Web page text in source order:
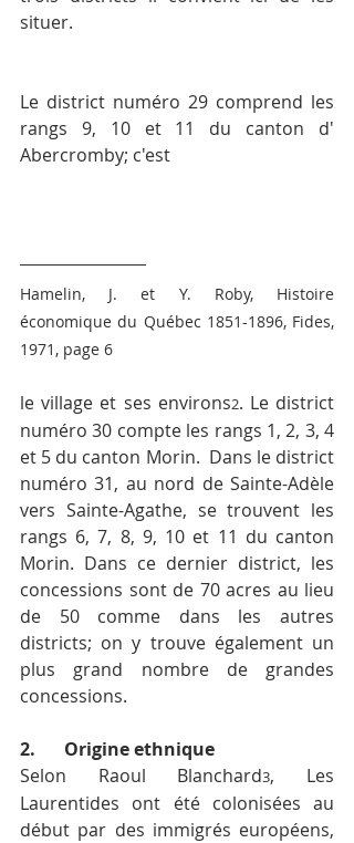
situer.
Le district numéro 29 comprend les
rangs 9, 10 et 11 du canton d'
Abercromby; c'est
Hamelin, J. et Y. Roby, Histoire
économique du Québec 1851-1896, Fides,
1971, page 6
le village et ses environs2. Le district
numéro 30 compte les rangs 1, 2, 3, 4
et 5 du canton Morin.  Dans le district
numéro 31, au nord de Sainte-Adèle
vers Sainte-Agathe, se trouvent les
rangs 6, 7, 8, 9, 10 et 11 du canton
Morin. Dans ce dernier district, les
concessions sont de 70 acres au lieu
de 50 comme dans les autres
districts; on y trouve également un
plus grand nombre de grandes
concessions.
2.	Origine ethnique
Selon Raoul Blanchard3, Les
Laurentides ont été colonisées au
début par des immigrés européens,